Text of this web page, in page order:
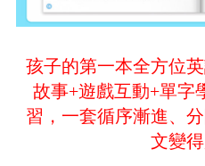
孩子的第一本全方位
故事+遊戲互動+單字
習，一套循序漸進、
文變